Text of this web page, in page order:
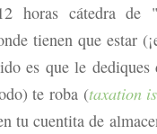
horas cátedra de
tienen que estar
es que le
te roba (taxation
tu cuentita de